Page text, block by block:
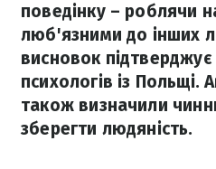
поведінку – роблячи
люб'язними до інших
висновок
психологів із Польщі.
також визначили
зберегти людяність.